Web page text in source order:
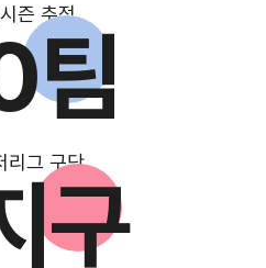
즌 추적
팀
리그 구단
구